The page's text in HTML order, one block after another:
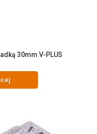
30mm V-PLUS